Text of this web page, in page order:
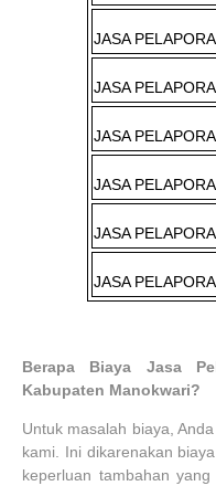
JASA
JASA
JASA
JASA
JASA
JASA
Berapa Biaya Jasa
Kabupaten Manokwari?
Untuk masalah biaya,
kami. Ini dikarenakan
keperluan tambahan